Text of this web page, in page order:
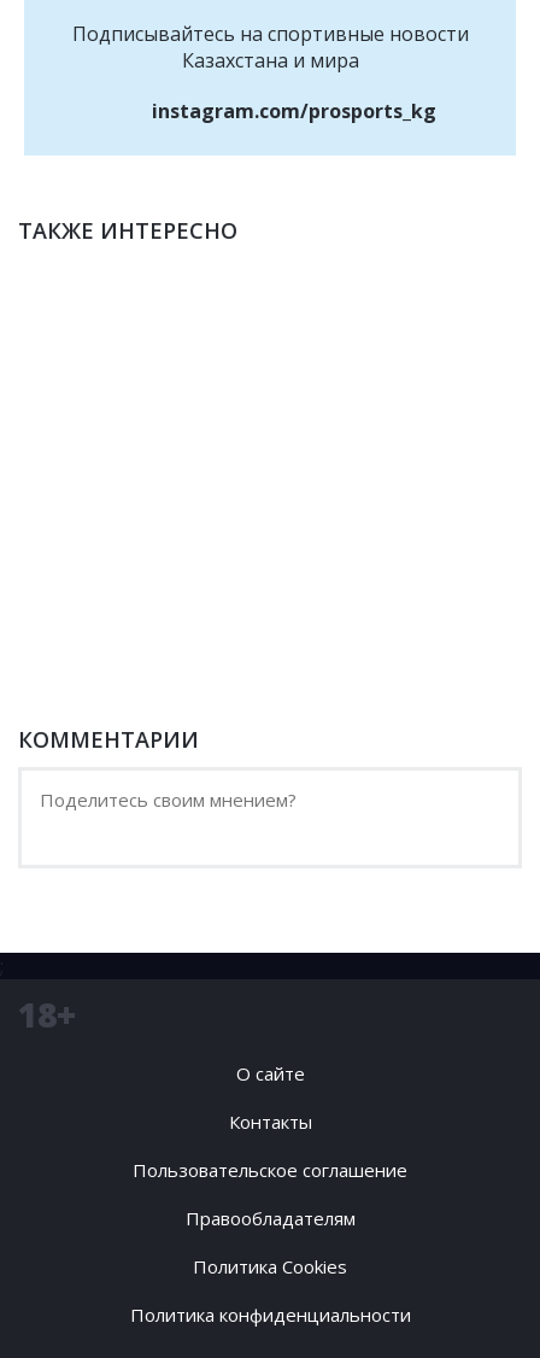
Подписывайтесь на cпортивные новости
Казахстана и мира
instagram.com/prosports_kg
ТАКЖЕ ИНТЕРЕСНО
КОММЕНТАРИИ
;
18+
О сайте
Контакты
Пользовательское соглашение
Правообладателям
Политика Cookies
Политика конфиденциальности